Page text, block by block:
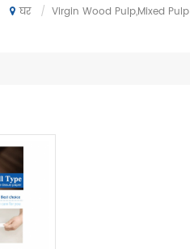
घर / Virgin Wood Pulp,Mixed Pulp